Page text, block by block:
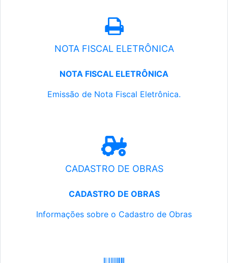
NOTA FISCAL ELETRÔNICA
NOTA FISCAL ELETRÔNICA
Emissão de Nota Fiscal Eletrônica.
CADASTRO DE OBRAS
CADASTRO DE OBRAS
Informações sobre o Cadastro de Obras